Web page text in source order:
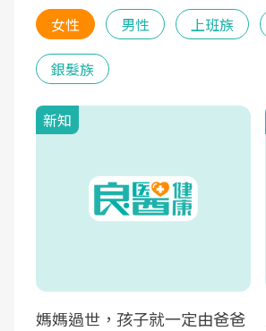
女性 男性 上班族
銀髮族
新知
媽媽過世，孩子就一定由爸爸